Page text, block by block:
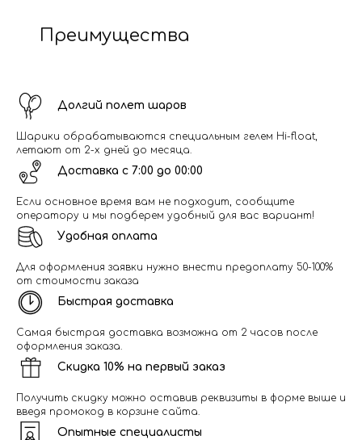
Преимущества
Долгий полет шаров
Шарики обрабатываются специальным гелем Hi-float,
летают от 2-х дней до месяца.
Доставка с 7:00 до 00:00
Если основное время вам не подходит, сообщите
оператору и мы подберем удобный для вас вариант!
Удобная оплата
Для оформления заявки нужно внести предоплату 50-100%
от стоимости заказа
Быстрая доставка
Самая быстрая доставка возможна от 2 часов после
оформления заказа.
Скидка 10% на первый заказ
Получить скидку можно оставив реквизиты в форме выше и
введя промокод в корзине сайта.
Опытные специалисты